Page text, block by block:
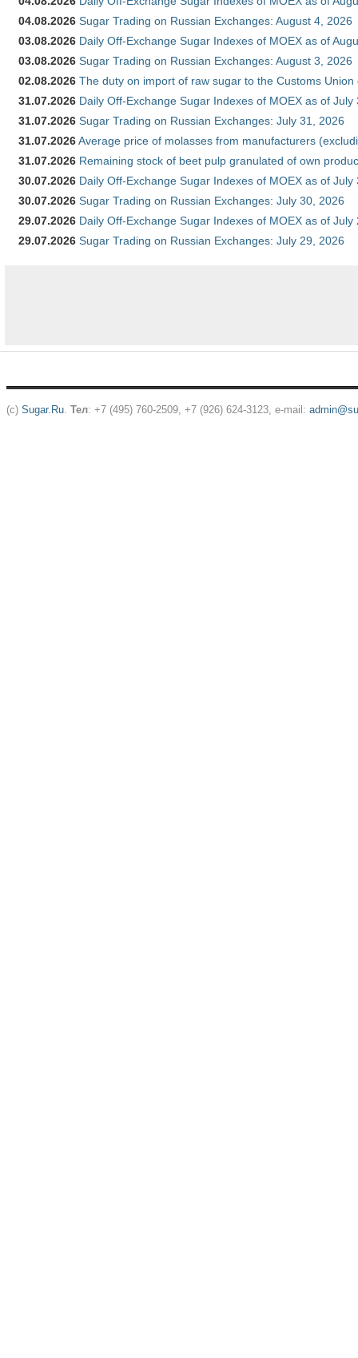
04.08.2026 Sugar Trading on Russian Exchanges: August 4, 2026
03.08.2026 Daily Off-Exchange Sugar Indexes of MOEX as of
03.08.2026 Sugar Trading on Russian Exchanges: August 3, 2026
02.08.2026 The duty on import of raw sugar to the Customs
31.07.2026 Daily Off-Exchange Sugar Indexes of MOEX as of July
31.07.2026 Sugar Trading on Russian Exchanges: July 31, 2026
31.07.2026Average price of molasses from manufacturers
31.07.2026 Remaining stock of beet pulp granulated of own
30.07.2026 Daily Off-Exchange Sugar Indexes of MOEX as of July
30.07.2026 Sugar Trading on Russian Exchanges: July 30, 2026
29.07.2026 Daily Off-Exchange Sugar Indexes of MOEX as of July
29.07.2026 Sugar Trading on Russian Exchanges: July 29, 2026
(c) Sugar.Ru. Тел: +7 (495) 760-2509, +7 (926) 624-3123, e-mail: